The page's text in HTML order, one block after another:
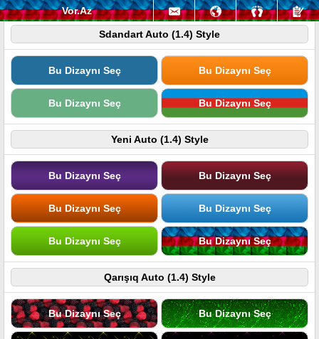
Vor.Az
Sdandart Auto (1.4) Style
Bu Dizaynı Seç Bu Dizaynı Seç
Bu Dizaynı Seç Bu Dizaynı Seç
Yeni Auto (1.4) Style
Bu Dizaynı Seç Bu Dizaynı Seç
Bu Dizaynı Seç Bu Dizaynı Seç
Bu Dizaynı Seç Bu Dizaynı Seç
Qarışıq Auto (1.4) Style
Bu Dizaynı Seç Bu Dizaynı Seç